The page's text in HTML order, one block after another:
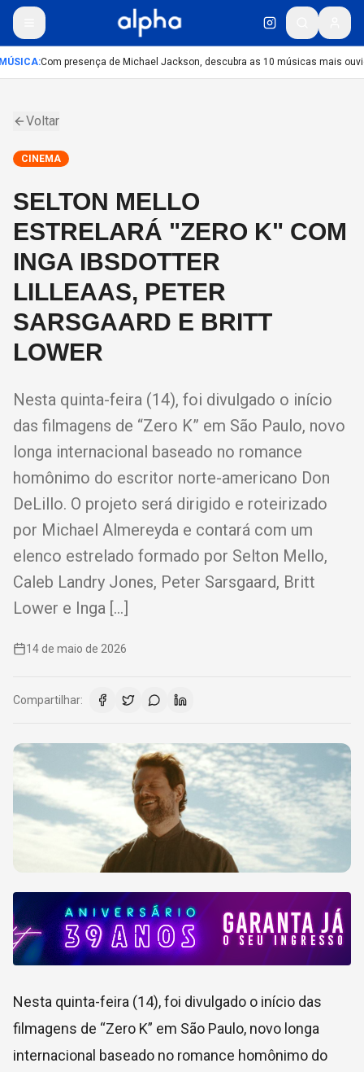
:Com presença de Michael Jackson, descubra as 10 músicas mais
Voltar
CINEMA
SELTON MELLO
ESTRELARÁ "ZERO K" COM
INGA IBSDOTTER
LILLEAAS, PETER
SARSGAARD E BRITT
LOWER
Nesta quinta-feira (14), foi divulgado o início
das filmagens de “Zero K” em São Paulo, novo
longa internacional baseado no romance
homônimo do escritor norte-americano Don
DeLillo. O projeto será dirigido e roteirizado
por Michael Almereyda e contará com um
elenco estrelado formado por Selton Mello,
Caleb Landry Jones, Peter Sarsgaard, Britt
Lower e Inga […]
14 de maio de 2026
Compartilhar:
Nesta quinta-feira (14), foi divulgado o início das
filmagens de “Zero K” em São Paulo, novo longa
internacional baseado no romance homônimo do